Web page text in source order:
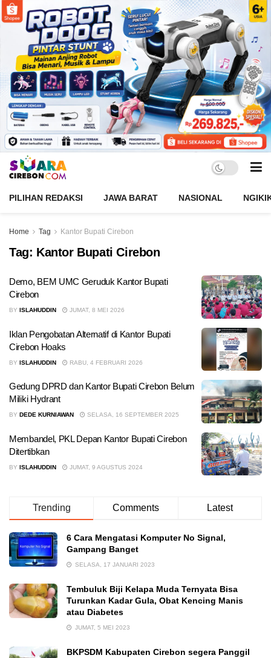
PILIHAN REDAKSI JAWA BARAT NASIONAL
Home Tag Kantor Bupati Cirebon
Tag: Kantor Bupati Cirebon
Demo, BEM UMC Geruduk Kantor Bupati
Cirebon
BY ISLAHUDDIN JUMAT, 8 MEI 2026
Iklan Pengobatan Alternatif di Kantor Bupati
Cirebon Hoaks
BY ISLAHUDDIN RABU, 4 FEBRUARI 2026
Gedung DPRD dan Kantor Bupati Cirebon Belum
Miliki Hydrant
BY DEDE KURNIAWAN SELASA, 16 SEPTEMBER 2025
Membandel, PKL Depan Kantor Bupati Cirebon
Ditertibkan
BY ISLAHUDDIN JUMAT, 9 AGUSTUS 2024
Trending Comments Latest
6 Cara Mengatasi Komputer No Signal,
Gampang Banget
SELASA, 17 JANUARI 2023
Tembuluk Biji Kelapa Muda Ternyata Bisa
Turunkan Kadar Gula, Obat Kencing Manis
atau Diabetes
JUMAT, 5 MEI 2023
BKPSDM Kabupaten Cirebon segera Panggil